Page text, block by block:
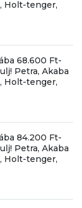
Holt-tenger,
68.600 Ft-
Petra, Akaba
Holt-tenger,
84.200 Ft-
Petra, Akaba
Holt-tenger,